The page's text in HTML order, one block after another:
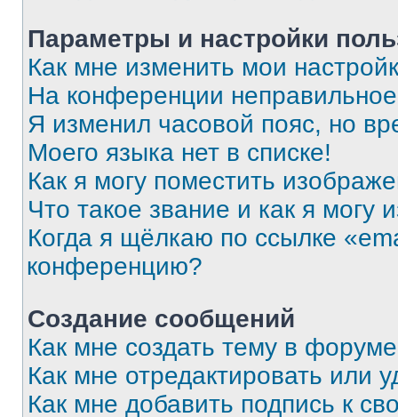
Параметры и настройки
Как мне изменить мои
На конференции
Я изменил часовой пояс, но
Моего языка нет в списке!
Как я могу поместить
Что такое звание и как я могу
Когда я щёлкаю по ссылке
конференцию?
Создание сообщений
Как мне создать тему в
Как мне отредактировать или
Как мне добавить подпись к